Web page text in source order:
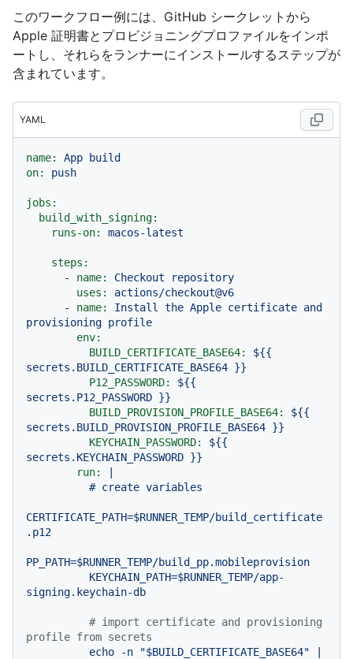
このワークフロー例には、GitHub シークレットから
Apple 証明書とプロビジョニングプロファイルをインポ
ートし、それらをランナーにインストールするステップが
含まれています。
YAML
name: App build
on:
push
jobs:
build_with_signing:
runs-on:
macos-latest
steps:
-
name: Checkout
repository
uses:
actions/checkout@v6
-
name: Install the Apple certificate and
provisioning profile
env:
BUILD_CERTIFICATE_BASE64:
${{
secrets.BUILD_CERTIFICATE_BASE64 }}
P12_PASSWORD:
${{
secrets.P12_PASSWORD }}
BUILD_PROVISION_PROFILE_BASE64:
${{
secrets.BUILD_PROVISION_PROFILE_BASE64 }}
KEYCHAIN_PASSWORD:
${{
secrets.KEYCHAIN_PASSWORD }}
run:
|
CERTIFICATE_PATH=$RUNNER_TEMP/build_certificate
.p12
PP_PATH=$RUNNER_TEMP/build_pp.mobileprovision
# import certificate and provisioning
profile from secrets
echo
-n "$BUILD_CERTIFICATE_BASE64"
|